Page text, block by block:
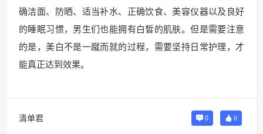
确洁面、防晒、适当补水、正确饮食、美容仪器以及良好
的睡眠习惯，男生们也能拥有白皙的肌肤。但是需要注意
的是，美白不是一蹴而就的过程，需要坚持日常护理，才
能真正达到效果。
清单君 0 0